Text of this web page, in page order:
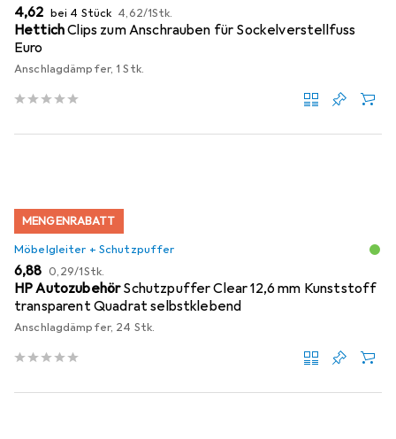
EUR
4,62 bei 4 Stück EUR
4,62/1Stk.
HettichClips zum Anschrauben für Sockelverstellfuss
Euro
Anschlagdämpfer, 1 Stk.
MENGENRABATT
Möbelgleiter + Schutzpuffer
EUR
6,88 EUR
0,29/1Stk.
HP AutozubehörSchutzpuffer Clear 12,6 mm Kunststoff
transparent Quadrat selbstklebend
Anschlagdämpfer, 24 Stk.